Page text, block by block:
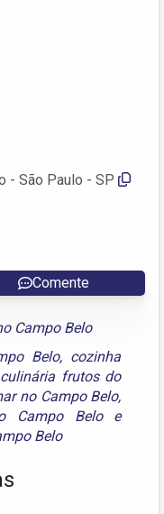
- São Paulo - SP
Comente
Campo Belo
Belo, cozinha
culinária frutos do
no Campo Belo,
Campo Beloe
Belo